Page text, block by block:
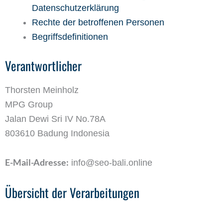
Datenschutzerklärung
Rechte der betroffenen Personen
Begriffsdefinitionen
Verantwortlicher
Thorsten Meinholz
MPG Group
Jalan Dewi Sri IV No.78A
803610 Badung Indonesia
E-Mail-Adresse: info@seo-bali.online
Übersicht der Verarbeitungen